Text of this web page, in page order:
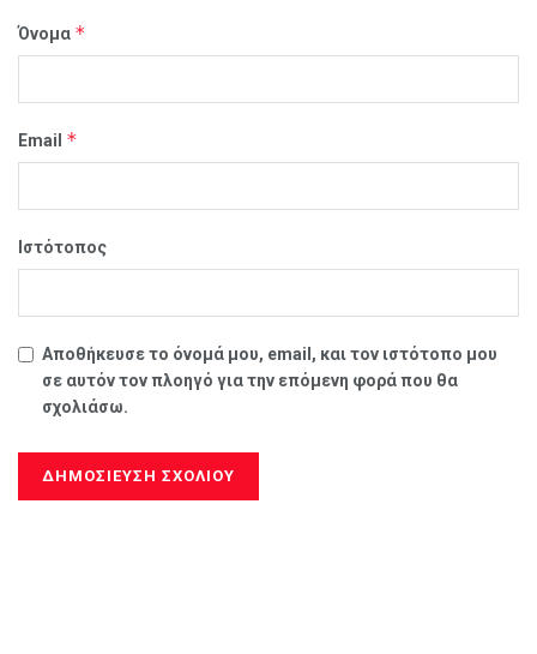
Όνομα *
Email *
Ιστότοπος
Αποθήκευσε το όνομά μου, email, και τον ιστότοπο μου
σε αυτόν τον πλοηγό για την επόμενη φορά που θα
σχολιάσω.